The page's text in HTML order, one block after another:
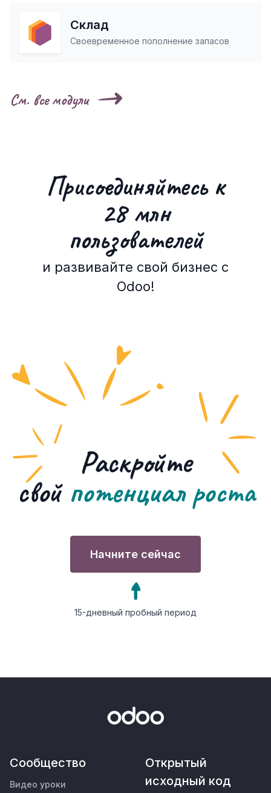
Склад
Своевременное пополнение запасов
См. все модули
Присоединяйтесь к
28 млн
пользователей
и развивайте свой бизнес с
Odoo!
Раскройте
свой потенциал роста
Начните сейчас
15-дневный пробный период
Сообщество
Видео уроки
Открытый
исходный код